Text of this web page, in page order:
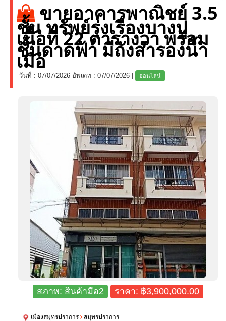
ขายอาคารพาณิชย์ 3.5
ชั้น ทรัพย์รุ่งเรืองบางปู
เนื้อที่ 22 ตารางวา พร้อม
ชั้นดาดฟ้า มีถังสำรองน้ำ
เมือ
วันที่ : 07/07/2026 อัพเดท : 07/07/2026 ออนไลน์
สภาพ: สินค้ามือ2 ราคา: ฿3,900,000.00
เมืองสมุทรปราการ สมุทรปราการ